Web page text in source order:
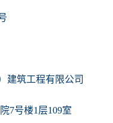
建筑工程有限公司
7号楼1层109室